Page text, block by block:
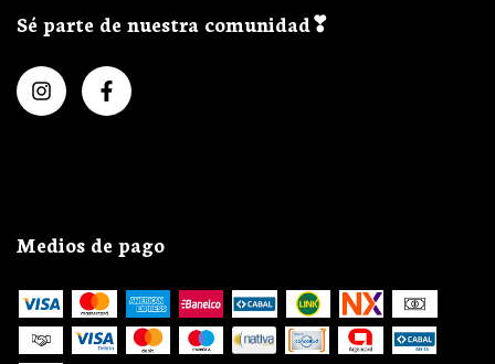
Sé parte de nuestra comunidad❣
Medios de pago